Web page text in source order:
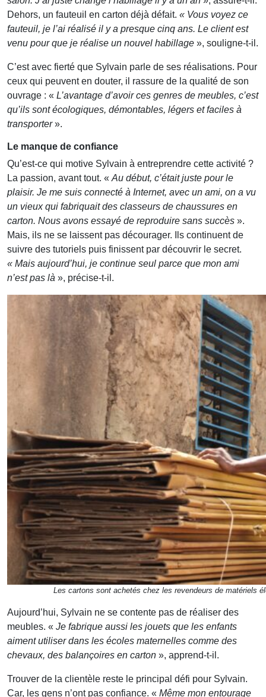
Dehors, un fauteuil en carton déjà défait. « Vous voyez ce
fauteuil, je l’ai réalisé il y a presque cinq ans. Le client est
venu pour que je réalise un nouvel habillage », souligne-t-il.
C’est avec fierté que Sylvain parle de ses réalisations. Pour
ceux qui peuvent en douter, il rassure de la qualité de son
ouvrage : « L’avantage d’avoir ces genres de meubles, c’est
qu’ils sont écologiques, démontables, légers et faciles à
transporter».
Le manque de confiance
Qu’est-ce qui motive Sylvain à entreprendre cette activité ?
La passion, avant tout. « Au début, c’était juste pour le
plaisir. Je me suis connecté à Internet, avec un ami, on a vu
un vieux qui fabriquait des classeurs de chaussures en
carton. Nous avons essayé de reproduire sans succès ».
Mais, ils ne se laissent pas décourager. Ils continuent de
suivre des tutoriels puis finissent par découvrir le secret.
« Mais aujourd’hui, je continue seul parce que mon ami
n’est pas là », précise-t-il.
Les cartons sont achetés chez les revendeurs de matériels
Aujourd’hui, Sylvain ne se contente pas de réaliser des
meubles. « Je fabrique aussi les jouets que les enfants
aiment utiliser dans les écoles maternelles comme des
chevaux, des balançoires en carton », apprend-t-il.
Trouver de la clientèle reste le principal défi pour Sylvain.
Car, les gens n’ont pas confiance. « Même mon entourage